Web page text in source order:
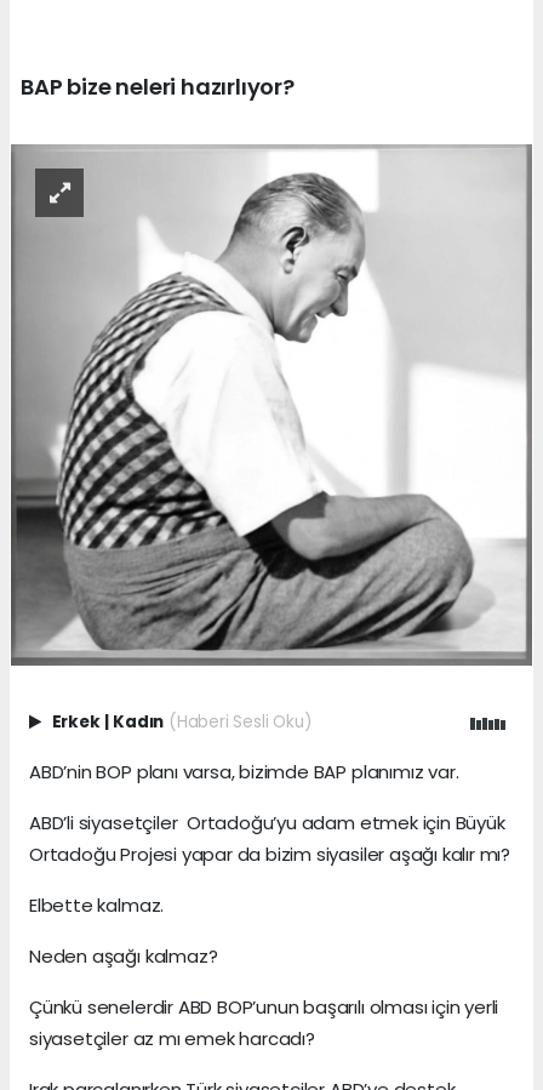
BAP bize neleri hazırlıyor?
Erkek | Kadın (Haberi Sesli Oku)
ABD’nin BOP planı varsa, bizimde BAP planımız var.
ABD’li siyasetçiler Ortadoğu’yu adam etmek için Büyük
Ortadoğu Projesi yapar da bizim siyasiler aşağı kalır mı?
Elbette kalmaz.
Neden aşağı kalmaz?
Çünkü senelerdir ABD BOP’unun başarılı olması için yerli
siyasetçiler az mı emek harcadı?